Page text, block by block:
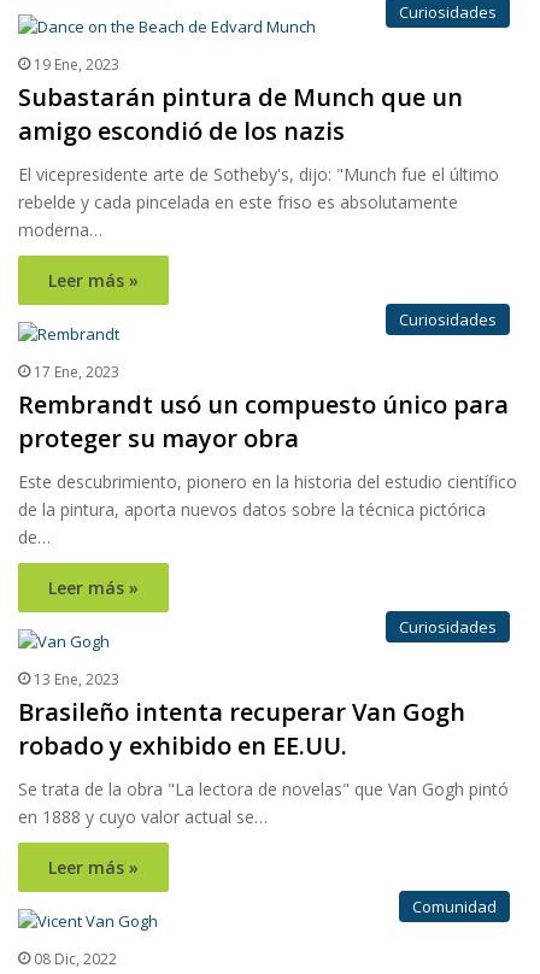
Curiosidades
19 Ene, 2023
Subastarán pintura de Munch que un
amigo escondió de los nazis
El vicepresidente arte de Sotheby's, dijo: "Munch fue el último
rebelde y cada pincelada en este friso es absolutamente
moderna…
Leer más »
Curiosidades
17 Ene, 2023
Rembrandt usó un compuesto único para
proteger su mayor obra
Este descubrimiento, pionero en la historia del estudio científico
de la pintura, aporta nuevos datos sobre la técnica pictórica
de…
Leer más »
Curiosidades
13 Ene, 2023
Brasileño intenta recuperar Van Gogh
robado y exhibido en EE.UU.
Se trata de la obra "La lectora de novelas" que Van Gogh pintó
en 1888 y cuyo valor actual se…
Leer más »
Comunidad
08 Dic, 2022